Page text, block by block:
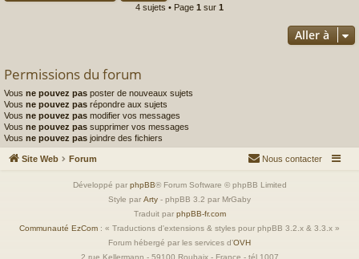
4 sujets • Page 1 sur 1
Aller à
Permissions du forum
Vous ne pouvez pas poster de nouveaux sujets
Vous ne pouvez pas répondre aux sujets
Vous ne pouvez pas modifier vos messages
Vous ne pouvez pas supprimer vos messages
Vous ne pouvez pas joindre des fichiers
Site Web Forum Nous contacter
Développé par phpBB® Forum Software © phpBB Limited
Style par Arty - phpBB 3.2 par MrGaby
Traduit par phpBB-fr.com
Communauté EzCom : « Traductions d'extensions & styles pour phpBB 3.2.x & 3.3.x »
Forum hébergé par les services d’OVH
2 rue Kellermann - 59100 Roubaix - France - tél 1007